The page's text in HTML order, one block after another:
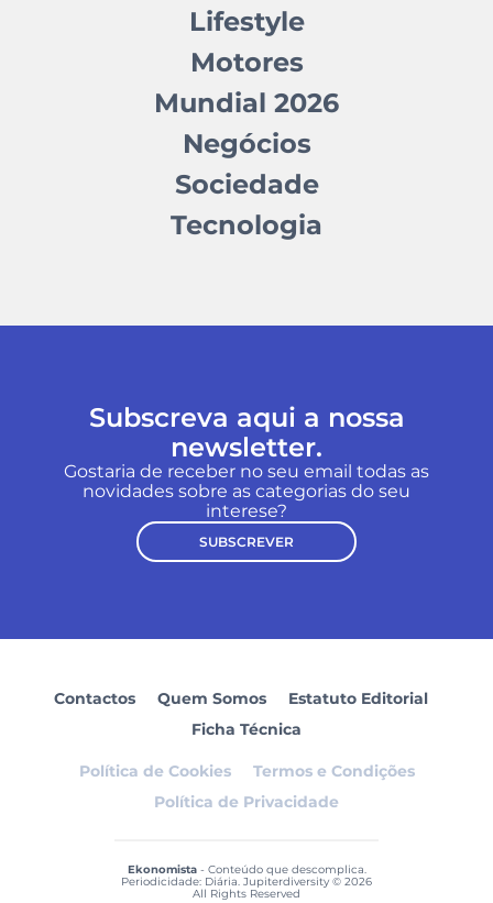
Lifestyle
Motores
Mundial 2026
Negócios
Sociedade
Tecnologia
Subscreva aqui a nossa
newsletter.
Gostaria de receber no seu email todas as
novidades sobre as categorias do seu
interese?
SUBSCREVER
Contactos Quem Somos
Estatuto Editorial
Ficha Técnica
Política de Cookies
Termos e Condições
Política de Privacidade
Ekonomista- Conteúdo que descomplica.
Periodicidade: Diária. Jupiterdiversity © 2026
All Rights Reserved